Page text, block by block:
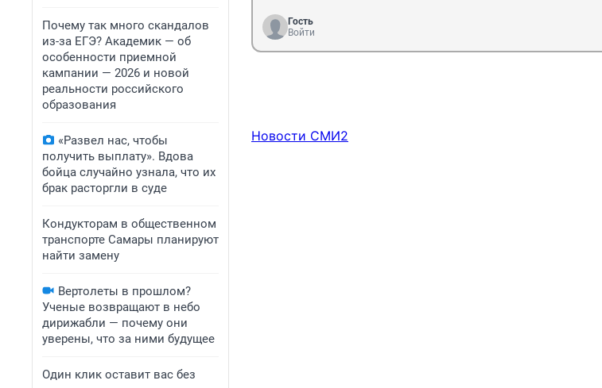
Почему так много скандалов
из-за ЕГЭ? Академик — об
особенности приемной
кампании — 2026 и новой
реальности российского
образования
«Развел нас, чтобы
получить выплату». Вдова
бойца случайно узнала, что их
брак расторгли в суде
Кондукторам в общественном
транспорте Самары планируют
найти замену
Вертолеты в прошлом?
Ученые возвращают в небо
дирижабли — почему они
уверены, что за ними будущее
Один клик оставит вас без
Гость
Войти
Новости СМИ2